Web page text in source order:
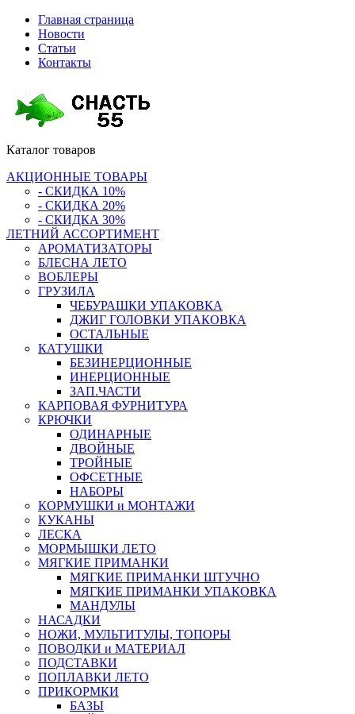
Главная страница
Новости
Статьи
Контакты
Каталог товаров
АКЦИОННЫЕ ТОВАРЫ
- СКИДКА 10%
- СКИДКА 20%
- СКИДКА 30%
ЛЕТНИЙ АССОРТИМЕНТ
АРОМАТИЗАТОРЫ
БЛЕСНА ЛЕТО
ВОБЛЕРЫ
ГРУЗИЛА
ЧЕБУРАШКИ УПАКОВКА
ДЖИГ ГОЛОВКИ УПАКОВКА
ОСТАЛЬНЫЕ
КАТУШКИ
БЕЗИНЕРЦИОННЫЕ
ИНЕРЦИОННЫЕ
ЗАП.ЧАСТИ
КАРПОВАЯ ФУРНИТУРА
КРЮЧКИ
ОДИНАРНЫЕ
ДВОЙНЫЕ
ТРОЙНЫЕ
ОФСЕТНЫЕ
НАБОРЫ
КОРМУШКИ и МОНТАЖИ
КУКАНЫ
ЛЕСКА
МОРМЫШКИ ЛЕТО
МЯГКИЕ ПРИМАНКИ
МЯГКИЕ ПРИМАНКИ ШТУЧНО
МЯГКИЕ ПРИМАНКИ УПАКОВКА
МАНДУЛЫ
НАСАДКИ
НОЖИ, МУЛЬТИТУЛЫ, ТОПОРЫ
ПОВОДКИ и МАТЕРИАЛ
ПОДСТАВКИ
ПОПЛАВКИ ЛЕТО
ПРИКОРМКИ
БАЗЫ